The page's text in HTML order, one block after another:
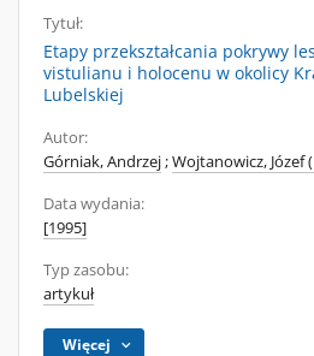
Tytuł:
Etapy przekształcania pokrywy
vistulianu i holocenu w okolicy
Lubelskiej
Autor:
Górniak, Andrzej;Wojtanowicz, Józef
Data wydania:
[1995]
Typ zasobu:
artykuł
Więcej